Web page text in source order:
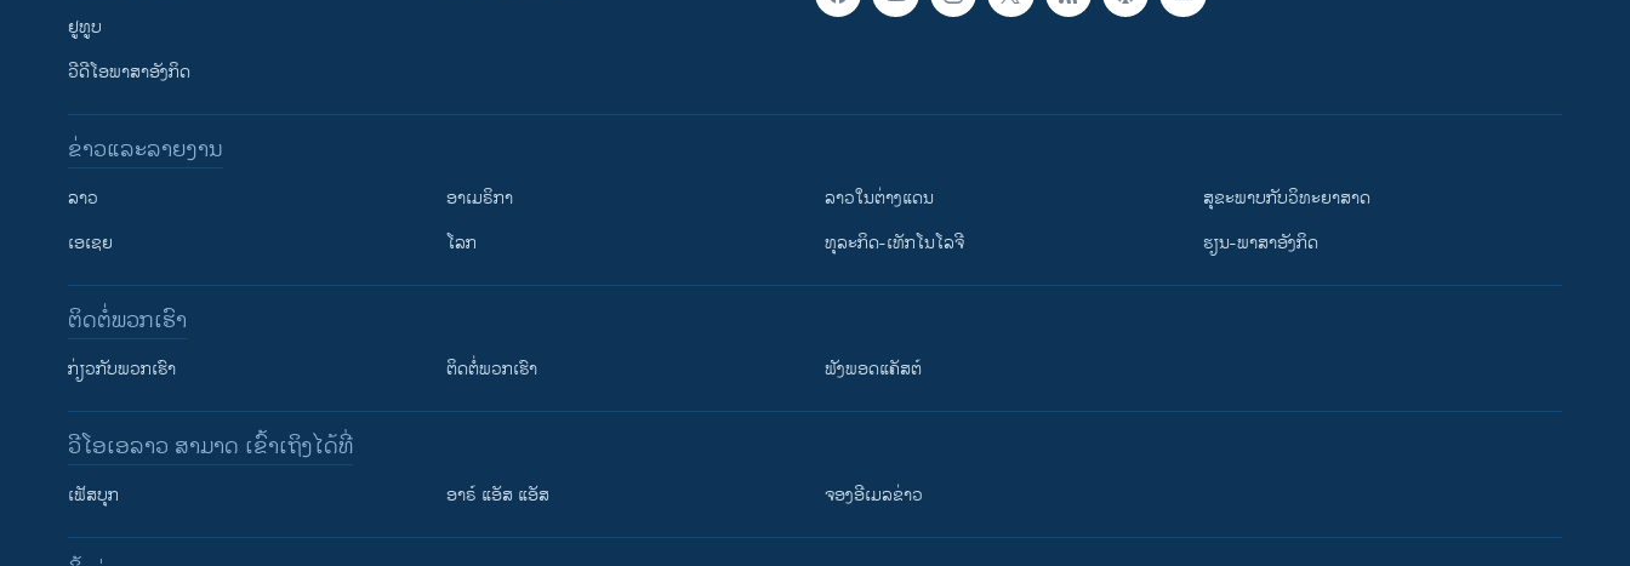
ຢູທູບ
ວີດີໂອພາສາອັງກິດ
ຂ່າວແລະລາຍງານ
ລາວ
ເອເຊຍ
ອາເມຣິກາ
ໂລກ
ລາວໃນຕ່າງແດນ
ທຸລະກິດ-ເທັກໂນໂລຈີ
ສຸຂະພາບກັບວິທະຍາສາດ
ຮຽນ-ພາສາອັງກິດ
ຕິດຕໍ່ພວກເຮົາ
ກ່ຽວກັບພວກເຮົາ ຕິດຕໍ່ພວກເຮົາ ຟັງພອດແຄັສຕ໌
ວີໂອເອລາວ ສາມາດ ເຂົ້າເຖິງໄດ້ທີ່
ເຟັສບຸກ ອາຣ໌ ແອັສ ແອັສ ຈອງອີເມລຂ່າວ